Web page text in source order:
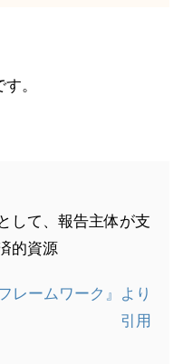
。
して、報告主体が支
的資源
レームワーク』より
引用